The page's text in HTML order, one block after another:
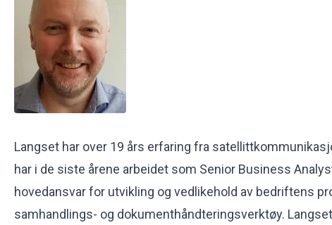
Langset har over 19 års erfaring fra
har i de siste årene arbeidet som Senior Business
hovedansvar for utvikling og vedlikehold av bedriftens
samhandlings- og dokumenthåndteringsverktøy.